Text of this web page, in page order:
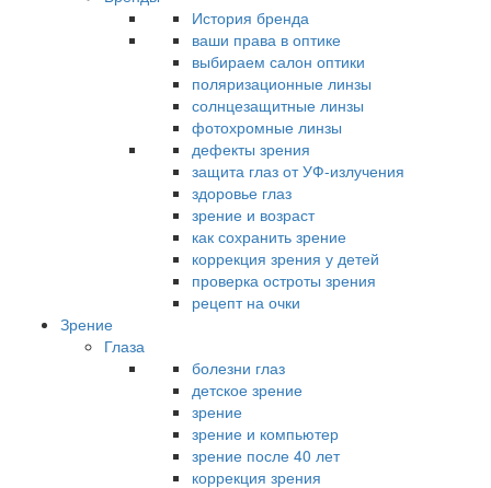
История бренда
ваши права в оптике
выбираем салон оптики
поляризационные линзы
солнцезащитные линзы
фотохромные линзы
дефекты зрения
защита глаз от УФ-излучения
здоровье глаз
зрение и возраст
как сохранить зрение
коррекция зрения у детей
проверка остроты зрения
рецепт на очки
Зрение
Глаза
болезни глаз
детское зрение
зрение
зрение и компьютер
зрение после 40 лет
коррекция зрения